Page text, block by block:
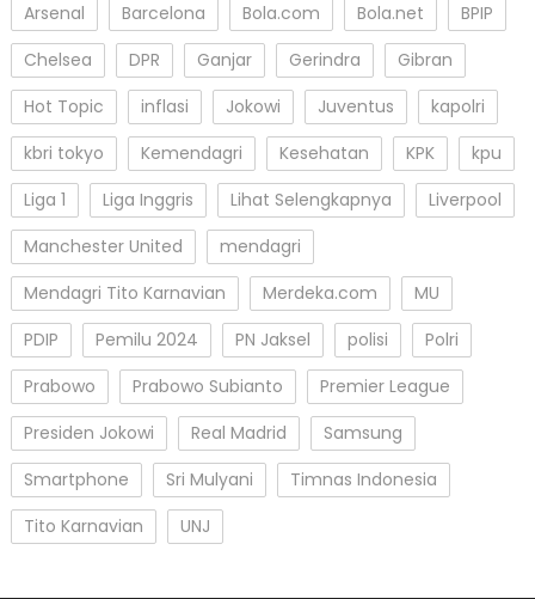
Arsenal Barcelona Bola.com Bola.net
BPIP
Chelsea
DPR Ganjar Gerindra
Gibran
Hot Topic
inflasi Jokowi Juventus
kapolri
kbri tokyo
Kemendagri Kesehatan KPK
kpu
Liga 1
Liga Inggris Lihat Selengkapnya
Liverpool
Manchester United
mendagri
Mendagri Tito Karnavian
Merdeka.com
MU
PDIP
Pemilu 2024 PN Jaksel polisi
Polri
Prabowo
Prabowo Subianto
Premier League
Presiden Jokowi
Real Madrid
Samsung
Smartphone
Sri Mulyani
Timnas Indonesia
Tito Karnavian
UNJ